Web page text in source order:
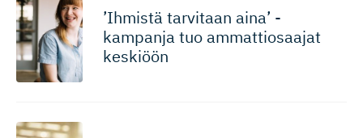
’Ihmistä tarvitaan aina’ -
kampanja tuo ammattiosaajat
keskiöön